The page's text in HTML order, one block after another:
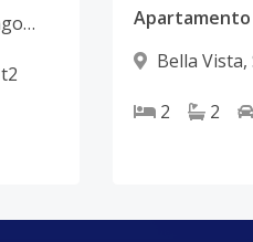
Bella Vista,
2
2